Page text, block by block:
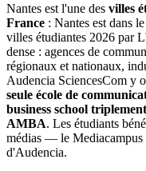
Nantes est l'une des villes
France : Nantes est dans
villes étudiantes 2026 par
dense : agences de
régionaux et nationaux,
Audencia SciencesCom y
seule école de
business school
AMBA. Les étudiants
médias — le Mediacampus
d'Audencia.